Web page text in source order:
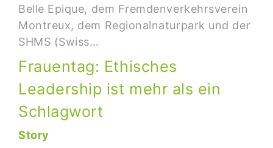
Belle Epique, dem Fremdenverkehrsverein
Montreux, dem Regionalnaturpark und der
SHMS (Swiss…
Frauentag: Ethisches
Leadership ist mehr als ein
Schlagwort
Story